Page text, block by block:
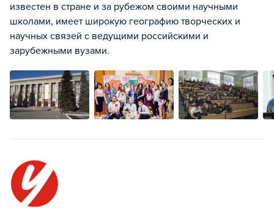
известен в стране и за рубежом своими научными
школами, имеет широкую географию творческих и
научных связей с ведущими российскими и
зарубежными вузами.